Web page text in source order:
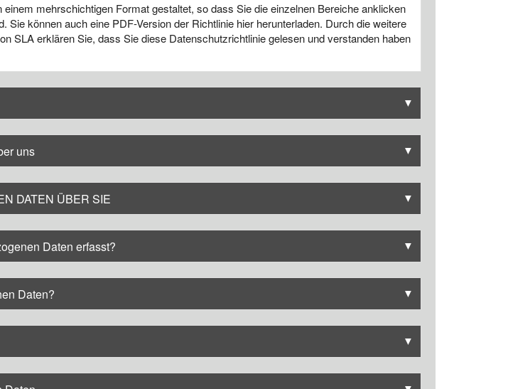
mehrschichtigen Format gestaltet, so dass Sie die einzelnen Bereiche anklicken
Sie können auch eine PDF-Version der Richtlinie hier herunterladen. Durch die weitere
SLA erklären Sie, dass Sie diese Datenschutzrichtlinie gelesen und verstanden haben
▼
uns ▼
DATEN ÜBER SIE ▼
Daten erfasst? ▼
Daten? ▼
▼